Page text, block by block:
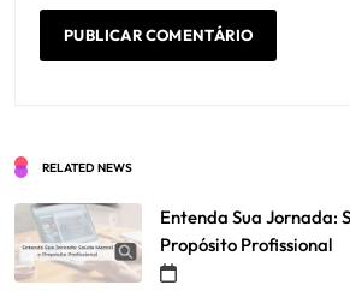
RELATED NEWS
Entenda Sua Jornada:
Propósito Profissional